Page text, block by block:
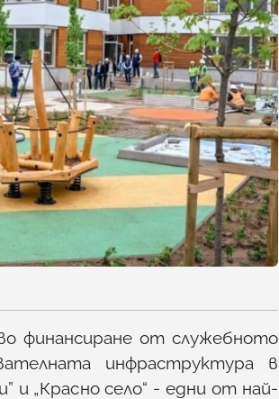
финансиране от служебното
инфраструктура в
и „Красно село“ - едни от най-